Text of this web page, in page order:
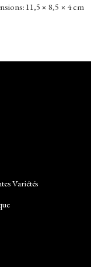
11,5 × 8,5 × 4 cm
Variétés